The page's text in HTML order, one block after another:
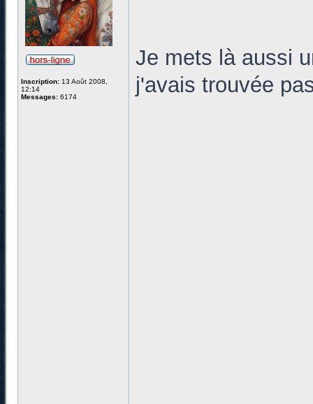
Inscription: 13 Août 2008,
12:14
Messages: 6174
Je mets là aussi
j'avais trouvée